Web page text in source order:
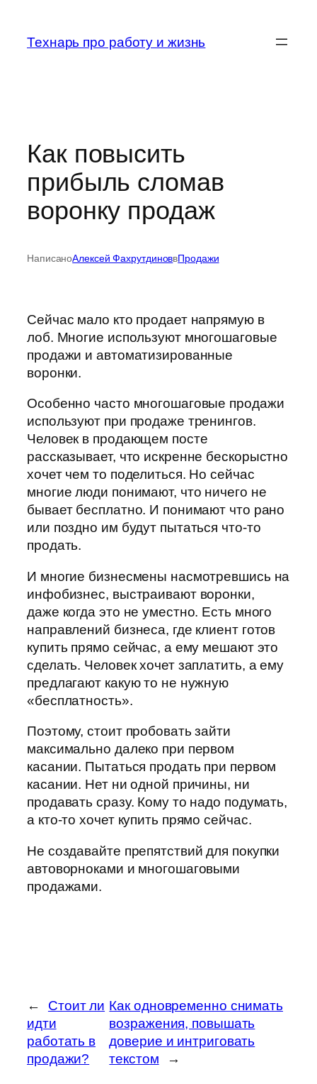
содержимому
Технарь про работу и жизнь
Как повысить
прибыль сломав
воронку продаж
НаписаноАлексей ФахрутдиноввПродажи
Сейчас мало кто продает напрямую в
лоб. Многие используют многошаговые
продажи и автоматизированные
воронки.
Особенно часто многошаговые продажи
используют при продаже тренингов.
Человек в продающем посте
рассказывает, что искренне бескорыстно
хочет чем то поделиться. Но сейчас
многие люди понимают, что ничего не
бывает бесплатно. И понимают что рано
или поздно им будут пытаться что-то
продать.
И многие бизнесмены насмотревшись на
инфобизнес, выстраивают воронки,
даже когда это не уместно. Есть много
направлений бизнеса, где клиент готов
купить прямо сейчас, а ему мешают это
сделать. Человек хочет заплатить, а ему
предлагают какую то не нужную
«бесплатность».
Поэтому, стоит пробовать зайти
максимально далеко при первом
касании. Пытаться продать при первом
касании. Нет ни одной причины, ни
продавать сразу. Кому то надо подумать,
а кто-то хочет купить прямо сейчас.
Не создавайте препятствий для покупки
автоворноками и многошаговыми
продажами.
←
Стоит ли
идти
работать в
продажи?
Как одновременно снимать
возражения, повышать
доверие и интриговать
текстом
→